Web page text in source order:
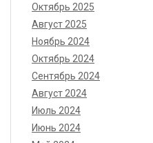
Октябрь 2025
Август 2025
Ноябрь 2024
Октябрь 2024
Сентябрь 2024
Август 2024
Июль 2024
Июнь 2024